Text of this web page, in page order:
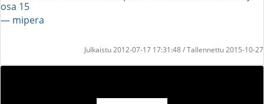
osa 15
― mipera
Julkaistu 2012-07-17 17:31:48 / Tallennettu 2015-10-27